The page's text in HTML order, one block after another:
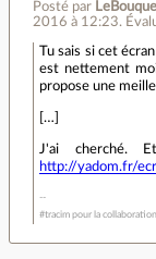
Posté par
2016 à 12:23.
Tu sais si cet
est nettement
propose une
[…]
J'ai cherché.
http://yadom.fr/
#tracim pour la